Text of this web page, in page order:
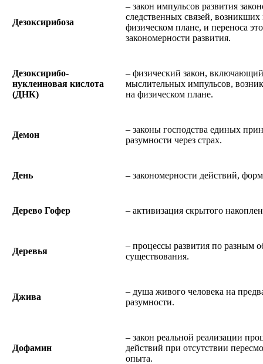
Дезоксирибоза
– закон импульсов развития
следственных связей,
физическом плане, и переноса
закономерности развития.
Дезоксирибо-
нуклеиновая кислота
(ДНК)
– физический закон, включающий
мыслительных импульсов,
на физическом плане.
Демон
– законы господства единых
разумности через страх.
День – закономерности действий,
Дерево Гофер – активизация скрытого
Деревья
– процессы развития по разным
существования.
Джива
– душа живого человека на
разумности.
Дофамин
– закон реальной реализации
действий при отсутствии
опыта.